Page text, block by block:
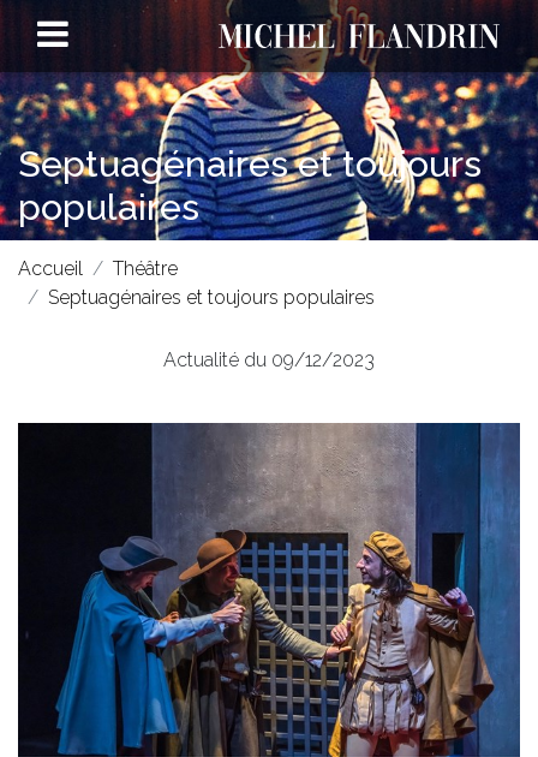
Septuagénaires et toujours
populaires
Accueil
Théâtre
Septuagénaires et toujours populaires
Actualité du 09/12/2023